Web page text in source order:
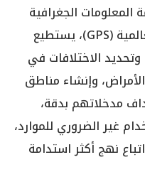
الجغرافية
(GIS) وأنظمة تحديد المواقع العالمية (GPS)، يستطيع
الاختلافات في
وإنشاء مناطق
مدخلاتهم بدقة،
غير الضروري للموارد،
نهج أكثر استدامة